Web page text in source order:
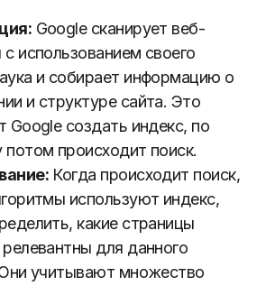
Google сканирует веб-
использованием своего
и собирает информацию о
и структуре сайта. Это
Google создать индекс, по
потом происходит поиск.
Когда происходит поиск,
используют индекс,
какие страницы
для данного
учитывают множество